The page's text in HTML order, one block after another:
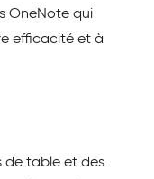
OneNote qui
efficacité et à
de table et des